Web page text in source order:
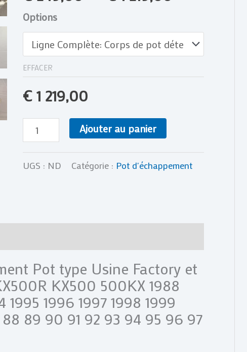
Options
EFFACER
€1 219,00
et
Kawasaki
KX
500
R
Ajouter au panier
UGS : ND Catégorie : Pot d'échappement
Pot type Usine Factory et
KX500 500KX 1988
1995 1996 1997 1998 1999
89 90 91 92 93 94 95 96 97